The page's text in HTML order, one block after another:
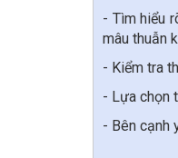
- Tìm hiểu
mâu thuẫn
- Kiểm tra
- Lựa chọn
- Bên cạnh